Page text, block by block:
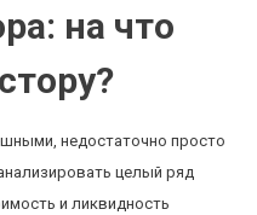
на что
недостаточно просто
целый ряд
и ликвидность